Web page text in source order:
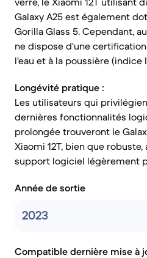
Galaxy A25 est également
Gorilla Glass 5. Cependant,
ne dispose d'une
l'eau et à la poussière (indice
Longévité pratique :
Les utilisateurs qui
dernières fonctionnalités
prolongée trouveront le
Xiaomi 12T, bien que
support logiciel légèrement
Année de sortie
2023
Compatible dernière mise à